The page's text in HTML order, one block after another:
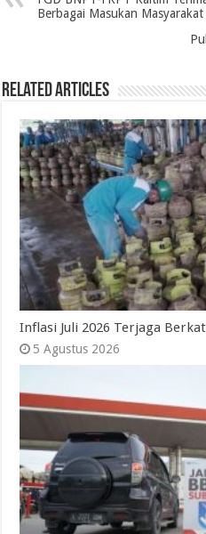
Berbagai Masukan Masyarakat
Related Articles
Inflasi Juli 2026 Terjaga
5 Agustus 2026